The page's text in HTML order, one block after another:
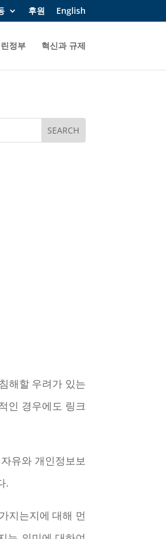
후원 English
정부 혁신과 규제
해할 우려가 있는
인 경우에도 링크
유와 개인정보보
.
지는지에 대해 먼